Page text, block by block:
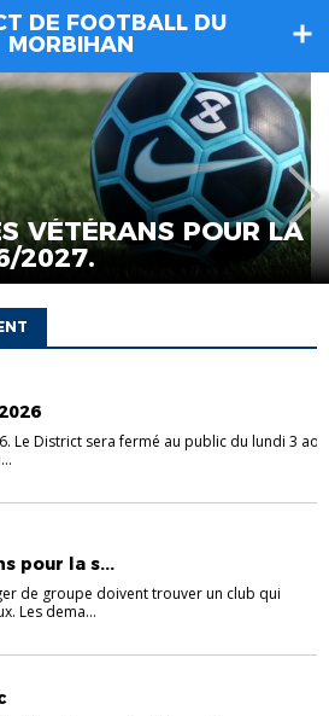
DE FOOTBALL DU
MORBIHAN
VÉTÉRANS POUR LA
2027.
Le District sera fermé au public du lundi 3
pour la s...
de groupe doivent trouver un club qui
Les dema...